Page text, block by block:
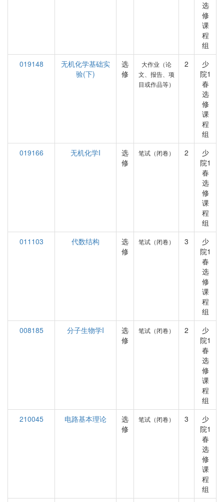
选
修
课
程
组
019148
无机化学基础实
验(下)
选
修
大作业（论
文、报告、项
目或作品等）
2
少
院1
春
选
修
课
程
组
019166
无机化学I
选
修
笔试（闭卷） 2
少
院1
春
选
修
课
程
组
011103
代数结构
选
修
笔试（闭卷） 3
少
院1
春
选
修
课
程
组
008185
分子生物学I
选
修
笔试（闭卷） 2
少
院1
春
选
修
课
程
组
210045
电路基本理论
选
修
笔试（闭卷） 3
少
院1
春
选
修
课
程
组